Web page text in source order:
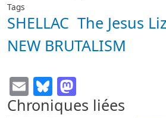
Tags
SHELLAC The Jesus
NEW BRUTALISM
EmailBluesky
Chroniques liées